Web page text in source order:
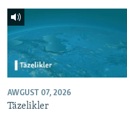
AWGUST 07, 2026
Täzelikler